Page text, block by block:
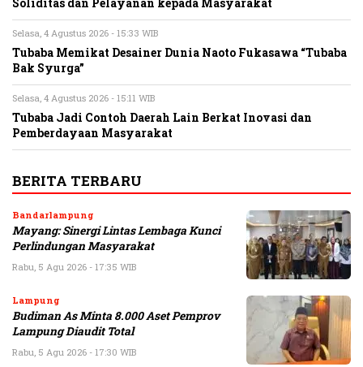
Soliditas dan Pelayanan kepada Masyarakat
Selasa, 4 Agustus 2026 - 15:33 WIB
Tubaba Memikat Desainer Dunia Naoto Fukasawa “Tubaba
Bak Syurga”
Selasa, 4 Agustus 2026 - 15:11 WIB
Tubaba Jadi Contoh Daerah Lain Berkat Inovasi dan
Pemberdayaan Masyarakat
BERITA TERBARU
Bandarlampung
Mayang: Sinergi Lintas Lembaga Kunci
Perlindungan Masyarakat
Rabu, 5 Agu 2026 - 17:35 WIB
Lampung
Budiman As Minta 8.000 Aset Pemprov
Lampung Diaudit Total
Rabu, 5 Agu 2026 - 17:30 WIB